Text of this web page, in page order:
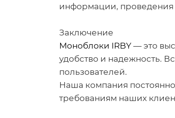
информации, проведения
Заключение
Моноблоки IRBY — это
удобство и надежность.
пользователей.
Наша компания
требованиям наших